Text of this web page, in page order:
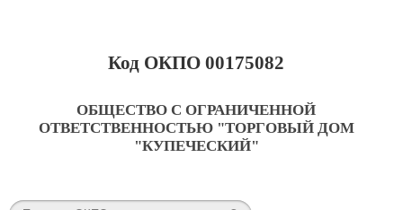
Код ОКПО 00175082
ОБЩЕСТВО С ОГРАНИЧЕННОЙ
ОТВЕТСТВЕННОСТЬЮ "ТОРГОВЫЙ ДОМ
"КУПЕЧЕСКИЙ"